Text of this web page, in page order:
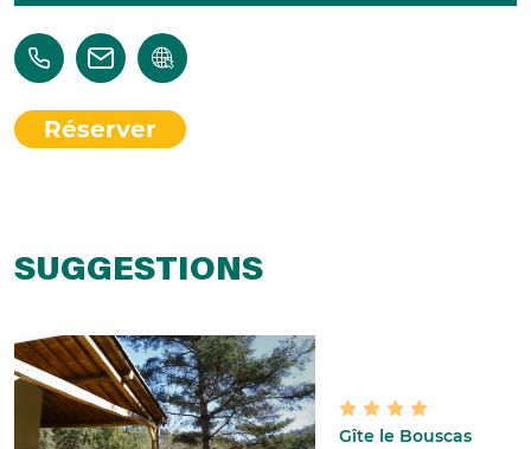
Réserver
SUGGESTIONS
Gîte le Bouscas